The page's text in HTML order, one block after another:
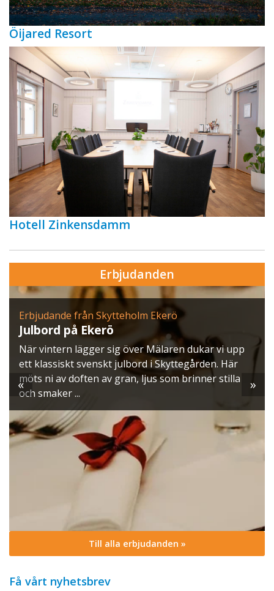
Öijared Resort
Hotell Zinkensdamm
Erbjudanden
Erbjudande från Skytteholm Ekerö
Julbord på Ekerö
När vintern lägger sig över Mälaren dukar vi upp
ett klassiskt svenskt julbord i Skyttegården. Här
möts ni av doften av gran, ljus som brinner stilla
och smaker ...
« »
Till alla erbjudanden »
Få vårt nyhetsbrev